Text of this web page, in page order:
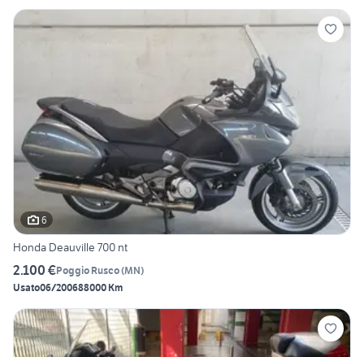
6
Honda Deauville 700 nt
2.100 €Poggio Rusco(MN)
Usato06/200688000 Km